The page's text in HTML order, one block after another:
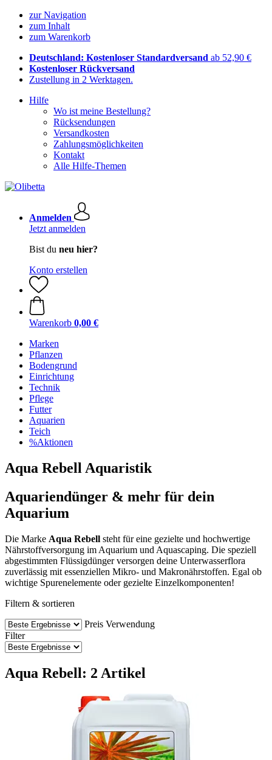
zur Navigation
zum Inhalt
zum Warenkorb
Deutschland: Kostenloser Standardversand ab 52,90 €
Kostenloser Rückversand
Zustellung in 2 Werktagen.
Hilfe
Wo ist meine Bestellung?
Rücksendungen
Versandkosten
Zahlungsmöglichkeiten
Kontakt
Alle Hilfe-Themen
Anmelden
Jetzt anmelden
Bist du neu hier?
Konto erstellen
Warenkorb 0,00 €
Marken
Pflanzen
Bodengrund
Einrichtung
Technik
Pflege
Futter
Aquarien
Teich
%Aktionen
Aqua Rebell Aquaristik
Aquariendünger & mehr für dein
Aquarium
Die Marke Aqua Rebell steht für eine gezielte und hochwertige
Nährstoffversorgung im Aquarium und Aquascaping. Die speziell
abgestimmten Flüssigdünger versorgen deine Unterwasserflora
zuverlässig mit essenziellen Mikro- und Makronährstoffen. Egal ob
wichtige Spurenelemente oder gezielte Einzelkomponenten!
Filtern & sortieren
Preis Verwendung
Filter
Aqua Rebell: 2 Artikel